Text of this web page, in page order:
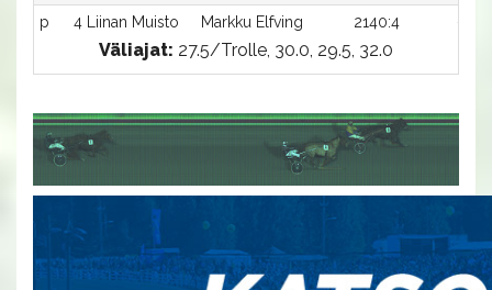
p
4 Liinan Muisto Markku Elfving 2140:4
Väliajat: 27.5/Trolle, 30.0, 29.5, 32.0